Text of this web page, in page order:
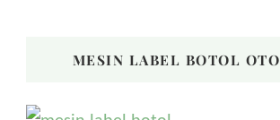
MESIN LABEL BOTOL